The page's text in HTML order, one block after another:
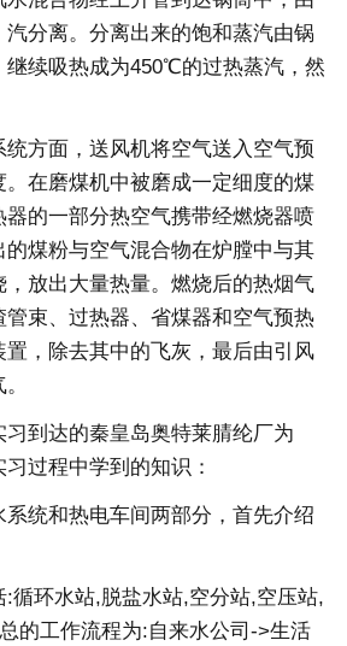
分离。分离出来的饱和蒸汽由锅
继续吸热成为450℃的过热蒸汽，然
方面，送风机将空气送入空气预
在磨煤机中被磨成一定细度的煤
的一部分热空气携带经燃烧器喷
的煤粉与空气混合物在炉膛中与其
放出大量热量。燃烧后的热烟气
管束、过热器、省煤器和空气预热
，除去其中的飞灰，最后由引风
习到达的秦皇岛奥特莱腈纶厂为
过程中学到的知识：
系统和热电车间两部分，首先介绍
:循环水站,脱盐水站,空分站,空压站,
的工作流程为:自来水公司->生活